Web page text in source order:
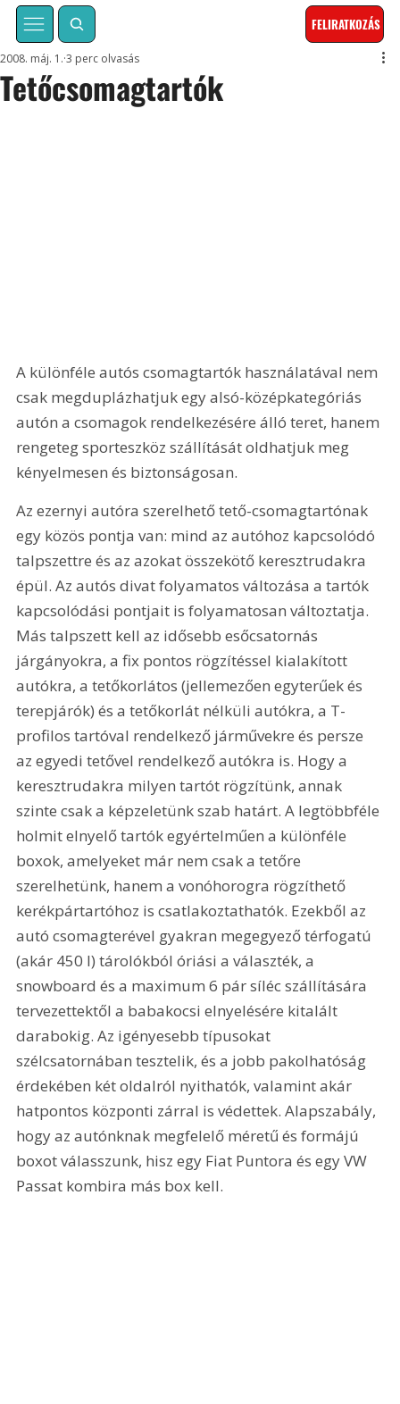
FELIRATKOZÁS
Tetőcsomagtartók
2008. máj. 1. 3 perc olvasás
A különféle autós csomagtartók használatával nem
csak megduplázhatjuk egy alsó-középkategóriás
autón a csomagok rendelkezésére álló teret, hanem
rengeteg sporteszköz szállítását oldhatjuk meg
kényelmesen és biztonságosan.
Az ezernyi autóra szerelhető tető-csomagtartónak
egy közös pontja van: mind az autóhoz kapcsolódó
talpszettre és az azokat összekötő keresztrudakra
épül. Az autós divat folyamatos változása a tartók
kapcsolódási pontjait is folyamatosan változtatja.
Más talpszett kell az idősebb esőcsatornás
járgányokra, a fix pontos rögzítéssel kialakított
autókra, a tetőkorlátos (jellemezően egyterűek és
terepjárók) és a tetőkorlát nélküli autókra, a T-
profilos tartóval rendelkező járművekre és persze
az egyedi tetővel rendelkező autókra is. Hogy a
keresztrudakra milyen tartót rögzítünk, annak
szinte csak a képzeletünk szab határt. A legtöbbféle
holmit elnyelő tartók egyértelműen a különféle
boxok, amelyeket már nem csak a tetőre
szerelhetünk, hanem a vonóhorogra rögzíthető
kerékpártartóhoz is csatlakoztathatók. Ezekből az
autó csomagterével gyakran megegyező térfogatú
(akár 450 l) tárolókból óriási a választék, a
snowboard és a maximum 6 pár síléc szállítására
tervezettektől a babakocsi elnyelésére kitalált
darabokig. Az igényesebb típusokat
szélcsatornában tesztelik, és a jobb pakolhatóság
érdekében két oldalról nyithatók, valamint akár
hatpontos központi zárral is védettek. Alapszabály,
hogy az autónknak megfelelő méretű és formájú
boxot válasszunk, hisz egy Fiat Puntora és egy VW
Passat kombira más box kell.